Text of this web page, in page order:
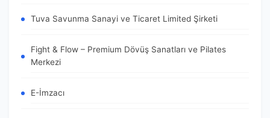
Tuva Savunma Sanayi ve Ticaret Limited Şirketi
Fight & Flow – Premium Dövüş Sanatları ve Pilates
Merkezi
E-İmzacı